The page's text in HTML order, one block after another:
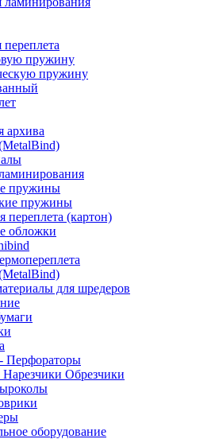
пружину
пружину
пружины
пружины
переплета (картон)
обложки
для шредеров
Перфораторы
Обрезчики
оборудование